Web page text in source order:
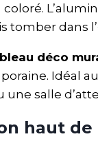
tomber dans
déco
Idéal
une salle
haut